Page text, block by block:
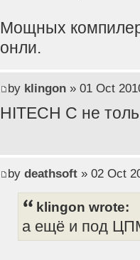
Мощных
онли.
by klingon» 01 Oct
HITECH C не
by deathsoft» 02 Oct
klingon wrote:
а ещё и под